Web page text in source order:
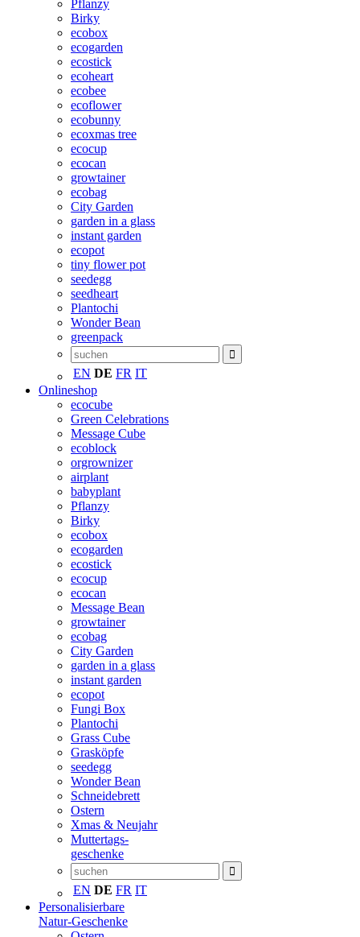
Pflanzy
Birky
ecobox
ecogarden
ecostick
ecoheart
ecobee
ecoflower
ecobunny
ecoxmas tree
ecocup
ecocan
growtainer
ecobag
City Garden
garden in a glass
instant garden
ecopot
tiny flower pot
seedegg
seedheart
Plantochi
Wonder Bean
greenpack
EN DE FR IT
Onlineshop
ecocube
Green Celebrations
Message Cube
ecoblock
orgrownizer
airplant
babyplant
Pflanzy
Birky
ecobox
ecogarden
ecostick
ecocup
ecocan
Message Bean
growtainer
ecobag
City Garden
garden in a glass
instant garden
ecopot
Fungi Box
Plantochi
Grass Cube
Grasköpfe
seedegg
Wonder Bean
Schneidebrett
Ostern
Xmas & Neujahr
Muttertags-
geschenke
EN DE FR IT
Personalisierbare
Natur-Geschenke